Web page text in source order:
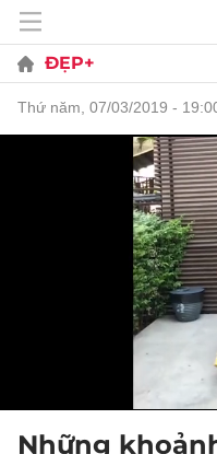
ĐẸP+
thứ năm, 07/03/2019 -
Những